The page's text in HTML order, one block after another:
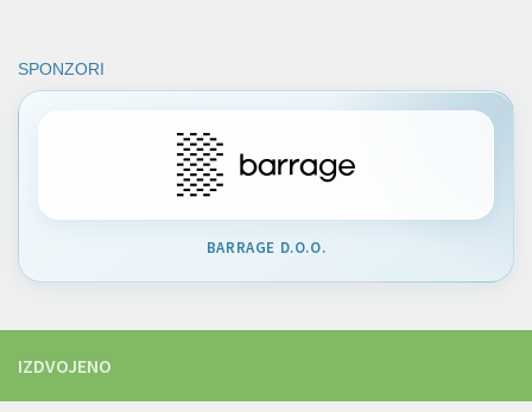
SPONZORI
BARRAGE D.O.O.
IZDVOJENO